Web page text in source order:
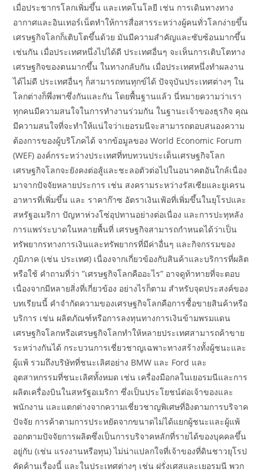
เมื่อประชากรโลกเพิ่มขึ้น และเทคโนโลยี เช่น การเดินทางทาง
อากาศและอินเทอร์เน็ตทำให้การสื่อสารระหว่างผู้คนทั่วโลกง่ายขึ้น
เศรษฐกิจโลกก็เติบโตขึ้นด้วย มันมีความสำคัญและซับซ้อนมากขึ้น
เช่นกัน เมื่อประเทศหนึ่งไปได้ดี ประเทศอื่นๆ จะเห็นการเติบโตทาง
เศรษฐกิจของตนมากขึ้น ในทางกลับกัน เมื่อประเทศหนึ่งทำผลงาน
ได้ไม่ดี ประเทศอื่นๆ ก็สามารถทนทุกข์ได้ ปัจจุบันประเทศต่างๆ ใน
โลกต่างก็พึ่งพาซึ่งกันและกัน โดยพื้นฐานแล้ว นี่หมายความว่าเรา
ทุกคนมีความสนใจในการทำงานร่วมกัน ในฐานะเจ้าของธุรกิจ คุณ
มีความสนใจที่จะทำให้แน่ใจว่าเยอรมนีจะสามารถตอบสนองความ
ต้องการของผู้บริโภคได้ จากข้อมูลของ World Economic Forum
(WEF) องค์กรระหว่างประเทศที่ทบทวนประเด็นเศรษฐกิจโลก
เศรษฐกิจโลกจะยังคงต่อสู้และชะลอตัวต่อไปในอนาคตอันใกล้เนื่อง
มาจากปัจจัยหลายประการ เช่น สงครามระหว่างรัสเซียและยูเครน
อาหารที่เพิ่มขึ้น และ ราคาก๊าซ อัตราเงินเฟ้อที่เพิ่มขึ้นในยุโรปและ
สหรัฐอเมริกา ปัญหาห่วงโซ่อุปทานอย่างต่อเนื่อง และการปะทุหลัง
การแพร่ระบาดในหลายพื้นที่ เศรษฐกิจสามารถกำหนดได้ว่าเป็น
ทรัพยากรทางการเงินและทรัพยากรที่มีค่าอื่นๆ และกิจกรรมของ
ภูมิภาค (เช่น ประเทศ) เนื่องจากเกี่ยวข้องกับสินค้าและบริการที่ผลิต
หรือใช้ คำถามที่ว่า ”เศรษฐกิจโลกคืออะไร” อาจดูท้าทายที่จะตอบ
เนื่องจากมีหลายสิ่งที่เกี่ยวข้อง อย่างไรก็ตาม สำหรับจุดประสงค์ของ
บทเรียนนี้ คำจำกัดความของเศรษฐกิจโลกคือการซื้อขายสินค้าหรือ
บริการ เช่น ผลิตภัณฑ์หรือการลงทุนทางการเงินข้ามพรมแดน
เศรษฐกิจโลกหรือเศรษฐกิจโลกทำให้หลายประเทศสามารถค้าขาย
ระหว่างกันได้ กระบวนการเชี่ยวชาญเฉพาะทางสร้างทั้งผู้ชนะและ
ผู้แพ้ รวมถึงบริษัทที่ชนะเลิศอย่าง BMW และ Ford และ
อุตสาหกรรมที่ชนะเลิศทั้งหมด เช่น เครื่องมือกลในเยอรมนีและการ
ผลิตเครื่องบินในสหรัฐอเมริกา ซึ่งเป็นประโยชน์ต่อเจ้าของและ
พนักงาน และแตกต่างจากความเชี่ยวชาญพิเศษที่อิงตามการบริจาค
ปัจจัย การค้าตามการประหยัดจากขนาดไม่ได้แยกผู้ชนะและผู้แพ้
ออกตามปัจจัยการผลิตซึ่งเป็นการบริจาคหลักที่รายได้ของบุคคลขึ้น
อยู่กับ (เช่น แรงงานหรือทุน) ไม่น่าแปลกใจที่เจ้าของที่ดินชาวยุโรป
คัดค้านเรื่องนี้ และในประเทศต่างๆ เช่น ฝรั่งเศสและเยอรมนี พวก